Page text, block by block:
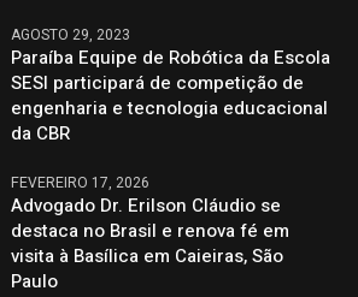
AGOSTO 29, 2023
Paraíba Equipe de Robótica da Escola
SESI participará de competição de
engenharia e tecnologia educacional
da CBR
FEVEREIRO 17, 2026
Advogado Dr. Erilson Cláudio se
destaca no Brasil e renova fé em
visita à Basílica em Caieiras, São
Paulo